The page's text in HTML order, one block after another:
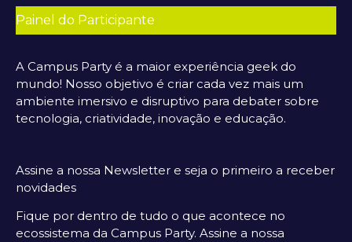
Painel do Participante
A Campus Party é a maior experiência geek do
mundo! Nosso objetivo é criar cada vez mais um
ambiente imersivo e disruptivo para debater sobre
tecnologia, criatividade, inovação e educação.
Assine a nossa Newsletter e seja o primeiro a receber
novidades
Fique por dentro de tudo o que acontece no
ecossistema da Campus Party. Assine a nossa